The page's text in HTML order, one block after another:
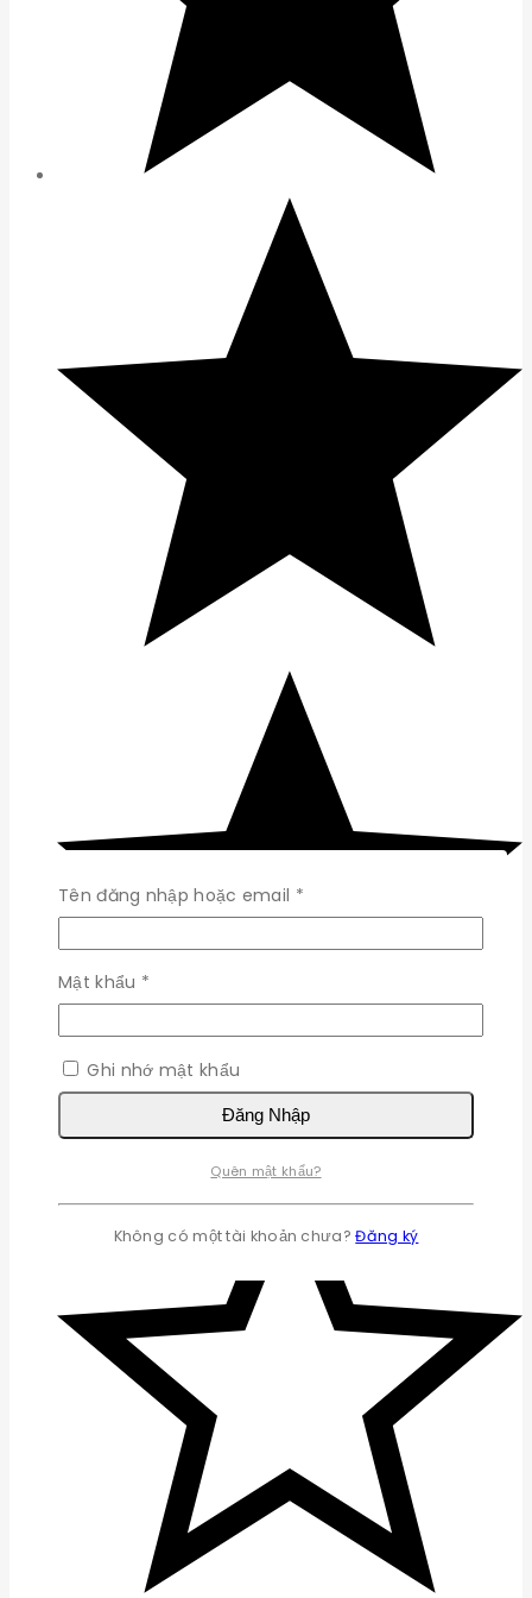
Tên đăng nhập hoặc email *Bắt
buộc
Mật khẩu *
buộc
Ghi nhớ mật khẩu
Đăng Nhập
Quên mật khẩu?
Không có một tài khoản chưa?Đăng ký